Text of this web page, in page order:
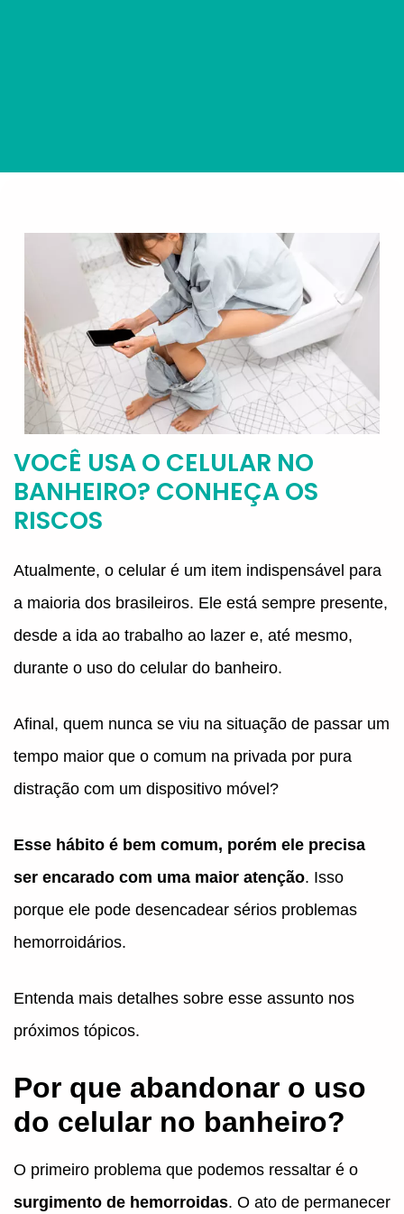
VOCÊ USA O CELULAR NO
BANHEIRO? CONHEÇA OS
RISCOS
Atualmente, o celular é um item indispensável para
a maioria dos brasileiros. Ele está sempre presente,
desde a ida ao trabalho ao lazer e, até mesmo,
durante o uso do celular do banheiro.
Afinal, quem nunca se viu na situação de passar um
tempo maior que o comum na privada por pura
distração com um dispositivo móvel?
Esse hábito é bem comum, porém ele precisa
ser encarado com uma maior atenção. Isso
porque ele pode desencadear sérios problemas
hemorroidários.
Entenda mais detalhes sobre esse assunto nos
próximos tópicos.
Por que abandonar o uso
do celular no banheiro?
O primeiro problema que podemos ressaltar é o
surgimento de hemorroidas. O ato de permanecer